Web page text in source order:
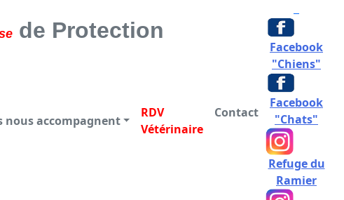
DES ANIMAUX
Facebook
"Chiens"
Facebook
"Chats"
Refuge du
Ramier
de Protection
nous accompagnent
RDV
Vétérinaire
Contact